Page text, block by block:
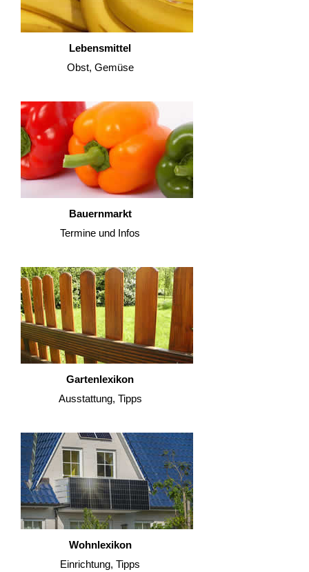
Lebensmittel
Obst, Gemüse
Bauernmarkt
Termine und Infos
Gartenlexikon
Ausstattung, Tipps
Wohnlexikon
Einrichtung, Tipps